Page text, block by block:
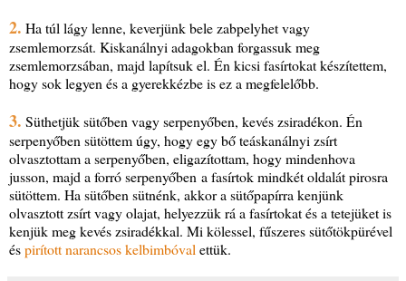
2. Ha túl lágy lenne, keverjünk bele zabpelyhet vagy
zsemlemorzsát. Kiskanálnyi adagokban forgassuk meg
zsemlemorzsában, majd lapítsuk el. Én kicsi fasírtokat készítettem,
hogy sok legyen és a gyerekkézbe is ez a megfelelőbb.
3. Süthetjük sütőben vagy serpenyőben, kevés zsiradékon. Én
serpenyőben sütöttem úgy, hogy egy bő teáskanálnyi zsírt
olvasztottam a serpenyőben, eligazítottam, hogy mindenhova
jusson, majd a forró serpenyőben a fasírtok mindkét oldalát pirosra
sütöttem. Ha sütőben sütnénk, akkor a sütőpapírra kenjünk
olvasztott zsírt vagy olajat, helyezzük rá a fasírtokat és a tetejüket is
kenjük meg kevés zsiradékkal. Mi kölessel, fűszeres sütőtökpürével
éspirított narancsos kelbimbóval ettük.